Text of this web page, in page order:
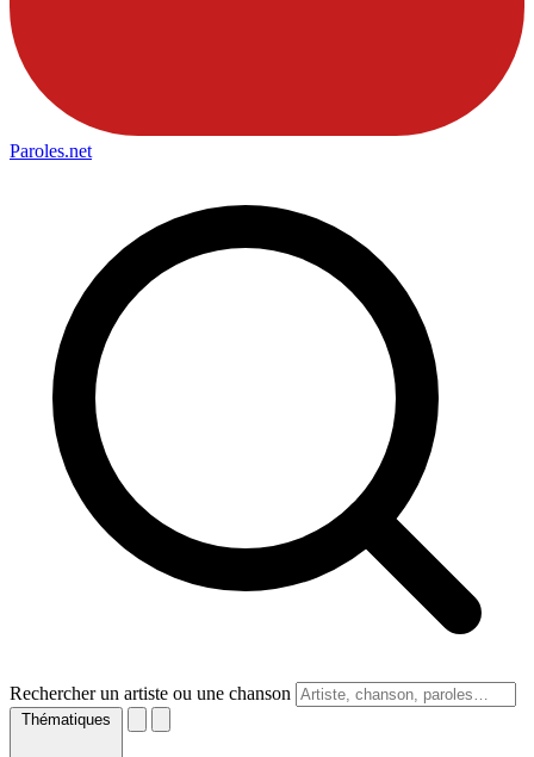
Paroles.net
Rechercher un artiste ou une chanson
Thématiques